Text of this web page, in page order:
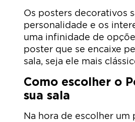
Os posters decorativos
personalidade e os
uma infinidade de
poster que se encaixe
sala, seja ele mais
Como escolher o
sua sala
Na hora de escolher um